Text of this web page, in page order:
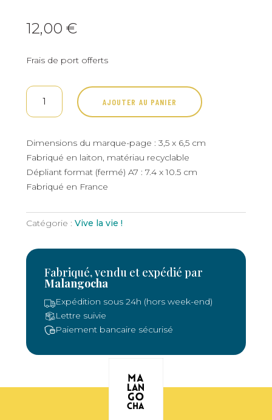
12,00 €
Frais de port offerts
quantité
#Serpent
AJOUTER AU PANIER
Dimensions du marque-page : 3,5 x 6,5 cm
Fabriqué en laiton, matériau recyclable
Dépliant format (fermé) A7 : 7.4 x 10.5 cm
Fabriqué en France
Catégorie : Vive la vie !
Fabriqué, vendu et expédié par
Malangocha
Expédition sous 24h (hors week-end)
Lettre suivie
Paiement bancaire sécurisé